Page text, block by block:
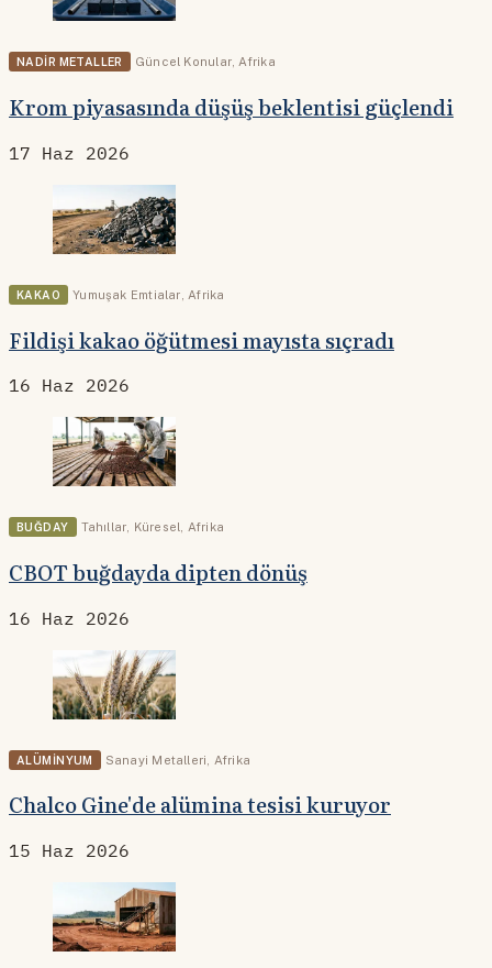
NADIR METALLER Güncel Konular,Afrika
Krom piyasasında düşüş beklentisi güçlendi
17 Haz 2026
KAKAO Yumuşak Emtialar Afrika
Fildişi kakao öğütmesi mayısta sıçradı
16 Haz 2026
BUĞDAY Tahıllar Küresel Afrika
CBOT buğdayda dipten dönüş
16 Haz 2026
ALÜMINYUM Sanayi Metalleri Afrika
Chalco Gine'de alümina tesisi kuruyor
15 Haz 2026